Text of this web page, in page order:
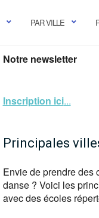
PAR VILLE
Notre newsletter
Inscription ici...
Principales
Envie de prendre des
danse ? Voici les
avec des écoles